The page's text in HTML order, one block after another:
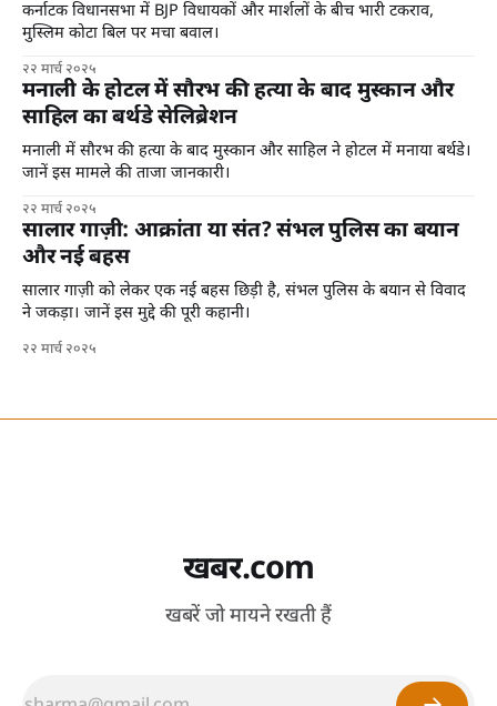
कर्नाटक विधानसभा में BJP विधायकों और मार्शलों के बीच भारी टकराव,
मुस्लिम कोटा बिल पर मचा बवाल।
२२ मार्च २०२५
मनाली के होटल में सौरभ की हत्या के बाद मुस्कान और
साहिल का बर्थडे सेलिब्रेशन
मनाली में सौरभ की हत्या के बाद मुस्कान और साहिल ने होटल में मनाया बर्थडे।
जानें इस मामले की ताजा जानकारी।
२२ मार्च २०२५
सालार गाज़ी: आक्रांता या संत? संभल पुलिस का बयान
और नई बहस
सालार गाज़ी को लेकर एक नई बहस छिड़ी है, संभल पुलिस के बयान से विवाद
ने जकड़ा। जानें इस मुद्दे की पूरी कहानी।
२२ मार्च २०२५
खबर.com
खबरें जो मायने रखती हैं